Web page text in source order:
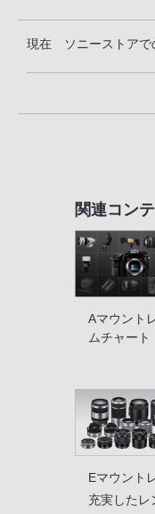
現在 ソニーストアで
関連コン
Aマウント
ムチャート
Eマウント
充実したレ